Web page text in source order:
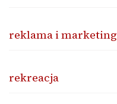
reklama i marketing
rekreacja